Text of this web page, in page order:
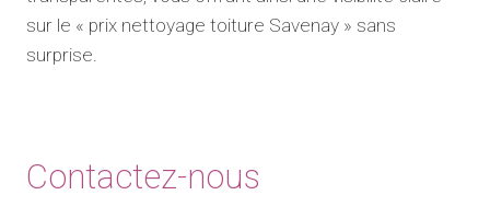
sur le « prix nettoyage toiture Savenay » sans
surprise.
Contactez-nous